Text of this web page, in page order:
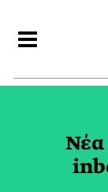
Νέα